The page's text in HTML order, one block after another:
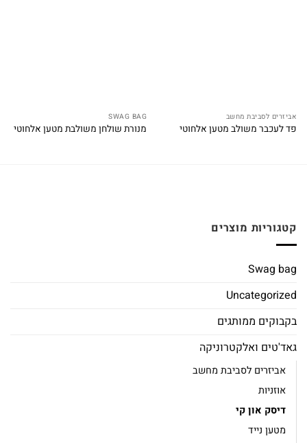
אביזרים לסביבת מחשב
פד לעכבר משולב מטען אלחוטי
SWAG BAG
מנורת שולחן משולבת מטען אלחוטי
קטגוריות מוצרים
Swag bag
Uncategorized
בקבוקים ממותגים
גאד'טים ואלקטרוניקה
אביזרים לסביבת מחשב
אוזניות
דיסק און קי
מטען נייד